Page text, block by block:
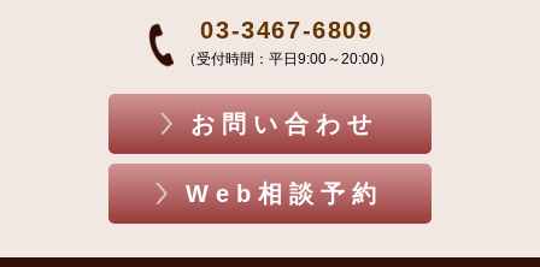
03-3467-6809
（受付時間：平日9:00～20:00）
お問い合わせ
Web相談予約